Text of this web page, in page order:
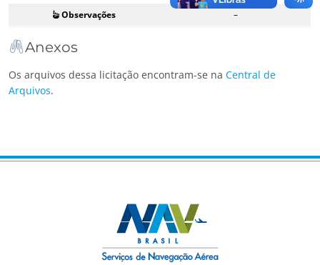
Observações
–
Anexos
Os arquivos dessa licitação encontram-se na Central de
Arquivos.